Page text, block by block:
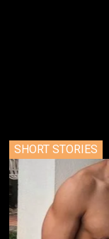
SHORT STORIES